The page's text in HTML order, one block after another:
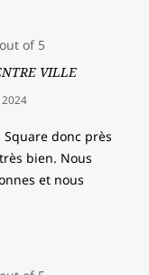
VILLE
donc près
bien. Nous
et nous